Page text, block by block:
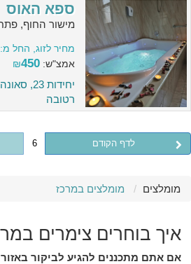
ספא האוס
מישור החוף,
מחיר לזוג, החל מ:
אמצ"ש:
₪450
יחידות
רטובה
לדף הקודם 6
מומלצים מומלצים במרכז
איך בוחרים צימרים
אם אתם מתכננים להגיע לביקור